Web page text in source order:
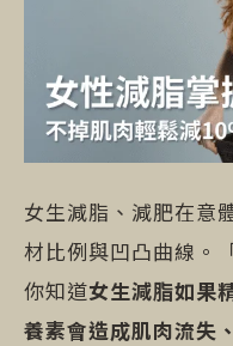
女生減脂、減肥在意
材比例與凹凸曲線。
你知道女生減脂如果
養素會造成肌肉流失